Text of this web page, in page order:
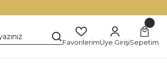
FavorilerimÜye GirişiSepetim